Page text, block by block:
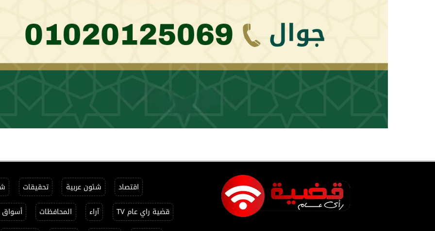
اقتصاد شئون عربية تحقيقات
قضية راي عام TV
آراء المحافظات أسواق